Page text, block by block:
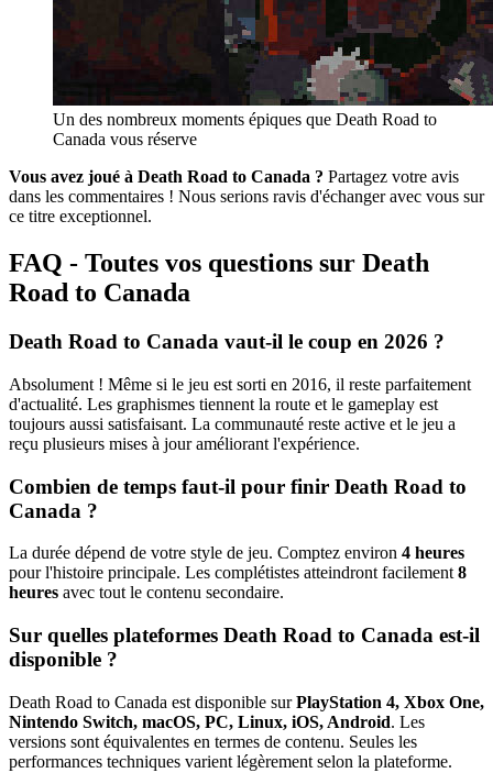
Un des nombreux moments épiques que Death Road to
Canada vous réserve
Vous avez joué à Death Road to Canada ? Partagez votre avis
dans les commentaires ! Nous serions ravis d'échanger avec vous sur
ce titre exceptionnel.
FAQ - Toutes vos questions sur Death
Road to Canada
Death Road to Canada vaut-il le coup en 2026 ?
Absolument ! Même si le jeu est sorti en 2016, il reste parfaitement
d'actualité. Les graphismes tiennent la route et le gameplay est
toujours aussi satisfaisant. La communauté reste active et le jeu a
reçu plusieurs mises à jour améliorant l'expérience.
Combien de temps faut-il pour finir Death Road to
Canada ?
La durée dépend de votre style de jeu. Comptez environ 4 heures
pour l'histoire principale. Les complétistes atteindront facilement8
heures avec tout le contenu secondaire.
Sur quelles plateformes Death Road to Canada est-il
disponible ?
Death Road to Canada est disponible surPlayStation 4, Xbox One,
Nintendo Switch, macOS, PC, Linux, iOS, Android. Les
versions sont équivalentes en termes de contenu. Seules les
performances techniques varient légèrement selon la plateforme.